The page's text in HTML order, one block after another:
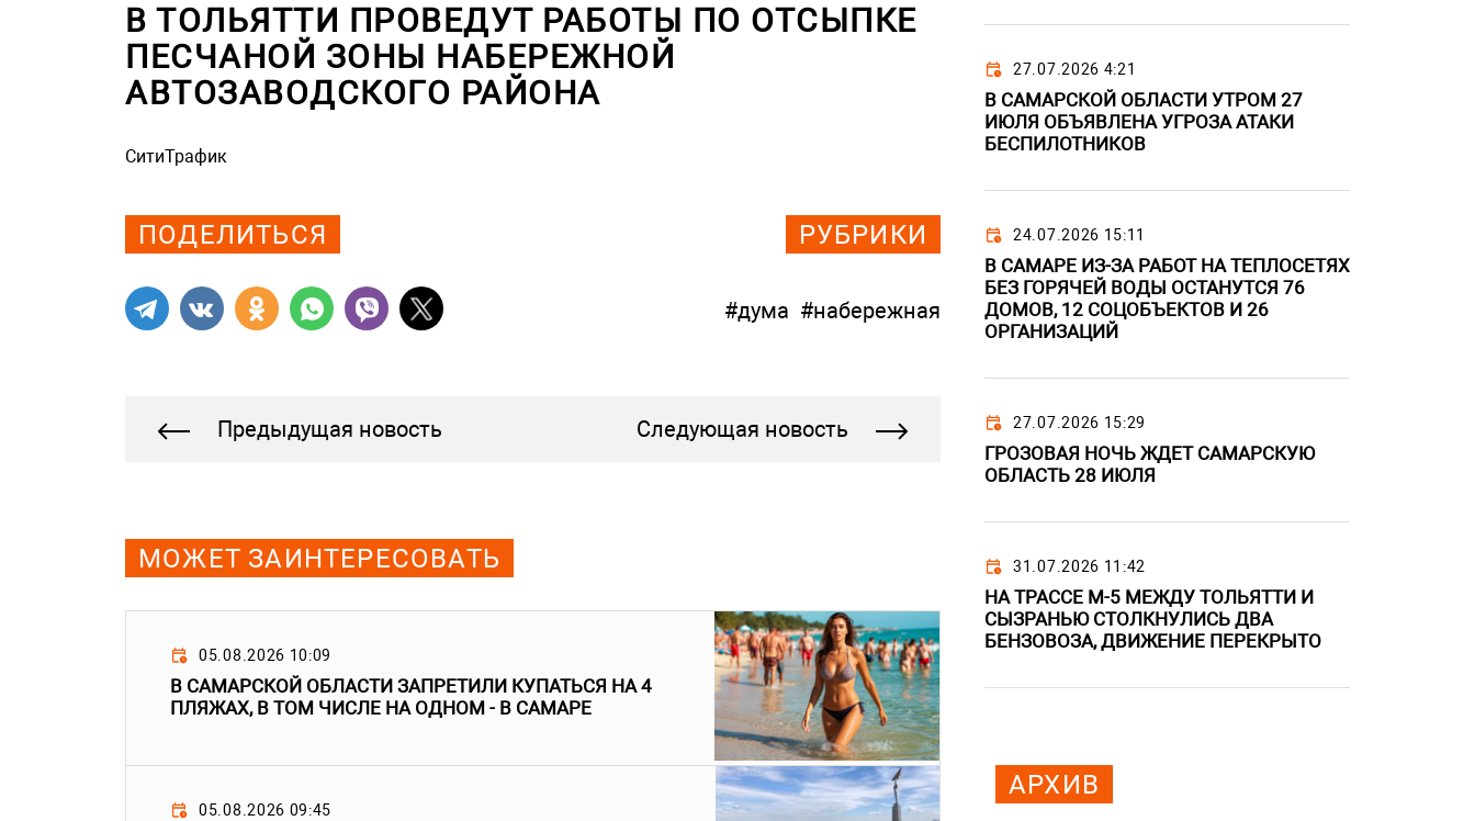
В ТОЛЬЯТТИ ПРОВЕДУТ РАБОТЫ ПО ОТСЫПКЕ
ПЕСЧАНОЙ ЗОНЫ НАБЕРЕЖНОЙ
АВТОЗАВОДСКОГО РАЙОНА
СитиТрафик
ПОДЕЛИТЬСЯ РУБРИКИ
#дума #набережная
Предыдущая новость Следующая новость
МОЖЕТ ЗАИНТЕРЕСОВАТЬ
05.08.2026 10:09
В САМАРСКОЙ ОБЛАСТИ ЗАПРЕТИЛИ КУПАТЬСЯ НА 4
ПЛЯЖАХ, В ТОМ ЧИСЛЕ НА ОДНОМ - В САМАРЕ
05.08.2026 09:45
27.07.2026 4:21
В САМАРСКОЙ ОБЛАСТИ УТРОМ 27
ИЮЛЯ ОБЪЯВЛЕНА УГРОЗА АТАКИ
БЕСПИЛОТНИКОВ
24.07.2026 15:11
В САМАРЕ ИЗ-ЗА РАБОТ НА ТЕПЛОСЕТЯХ
БЕЗ ГОРЯЧЕЙ ВОДЫ ОСТАНУТСЯ 76
ДОМОВ, 12 СОЦОБЪЕКТОВ И 26
ОРГАНИЗАЦИЙ
27.07.2026 15:29
ГРОЗОВАЯ НОЧЬ ЖДЕТ САМАРСКУЮ
ОБЛАСТЬ 28 ИЮЛЯ
31.07.2026 11:42
НА ТРАССЕ М-5 МЕЖДУ ТОЛЬЯТТИ И
СЫЗРАНЬЮ СТОЛКНУЛИСЬ ДВА
БЕНЗОВОЗА, ДВИЖЕНИЕ ПЕРЕКРЫТО
АРХИВ